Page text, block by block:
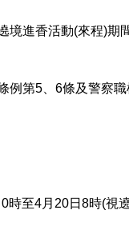
境進香活動(來程)期
例第5、6條及警察
至4月20日8時(視